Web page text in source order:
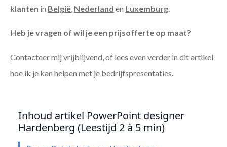
klanten in België, Nederland en Luxemburg.
Heb je vragen of wil je een prijsofferte op maat?
Contacteer mij vrijblijvend, of lees even verder in dit artikel
hoe ik je kan helpen met je bedrijfspresentaties.
Inhoud artikel PowerPoint designer
Hardenberg (Leestijd 2 à 5 min)